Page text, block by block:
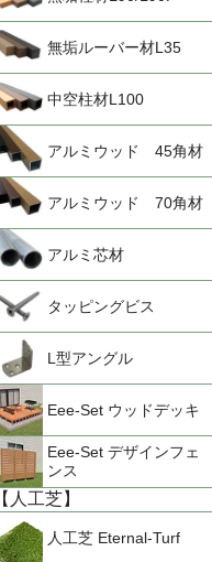
無垢ルーバー材L35
中空柱材L100
アルミウッド 45角材
アルミウッド 70角材
アルミ芯材
タッピングビス
L型アングル
Eee-Set ウッドデッキ
Eee-Set デザインフェ
ンス
【人工芝】
人工芝 Eternal-Turf